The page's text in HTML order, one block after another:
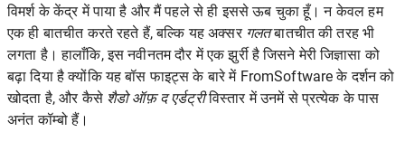
विमर्श के केंद्र में पाया है और मैं पहले से ही इससे ऊब चुका हूँ। न केवल हम
एक ही बातचीत करते रहते हैं, बल्कि यह अक्सर गलतबातचीत की तरह भी
लगता है। हालाँकि, इस नवीनतम दौर में एक झुर्री है जिसने मेरी जिज्ञासा को
बढ़ा दिया है क्योंकि यह बॉस फाइट्स के बारे में FromSoftware केदर्शन को
खोदता है, और कैसे शैडो ऑफ़ द एर्डट्रीविस्तार में उनमें से प्रत्येक के पास
अनंत कॉम्बो हैं।